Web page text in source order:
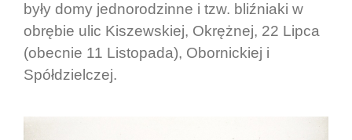
były domy jednorodzinne i tzw. bliźniaki w
obrębie ulic Kiszewskiej, Okrężnej, 22 Lipca
(obecnie 11 Listopada), Obornickiej i
Spółdzielczej.